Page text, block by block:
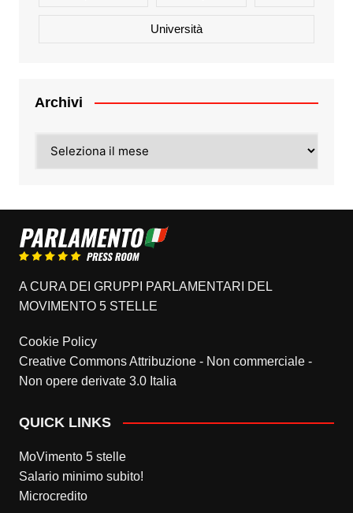
Università
Archivi
A CURA DEI GRUPPI PARLAMENTARI DEL
MOVIMENTO 5 STELLE
Cookie Policy
Creative Commons Attribuzione - Non commerciale -
Non opere derivate 3.0 Italia
QUICK LINKS
MoVimento 5 stelle
Salario minimo subito!
Microcredito